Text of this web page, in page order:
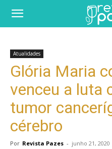
Atualidades
Glória Maria
venceu a luta
tumor
cérebro
Por Revista Pazes - junho 21, 2020